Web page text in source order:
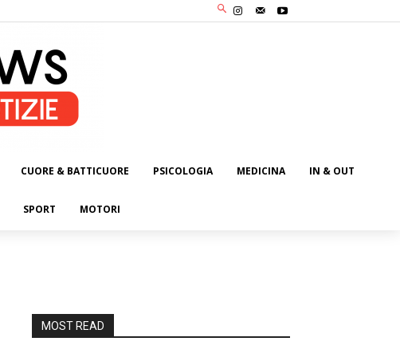
CUORE & BATTICUORE PSICOLOGIA MEDICINA IN & OUT
SPORT MOTORI
MOST READ